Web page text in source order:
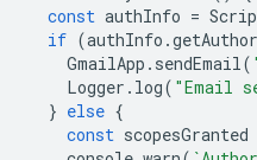
const authInfo =
if (authInfo .
GmailApp . sendEmail(
Logger . log( "Email
} else {
const scopesGranted